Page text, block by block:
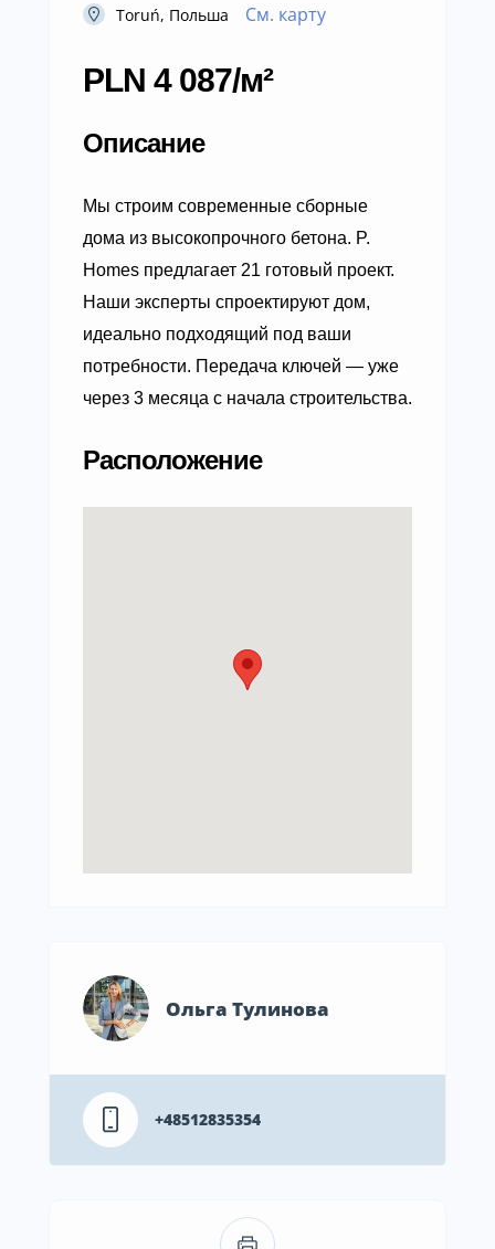
Toruń, Польша См. карту
PLN 4 087/м²
Описание
Мы строим современные сборные
дома из высокопрочного бетона. P.
Homes предлагает 21 готовый проект.
Наши эксперты спроектируют дом,
идеально подходящий под ваши
потребности. Передача ключей — уже
через 3 месяца с начала строительства.
Расположение
Ольга Тулинова
+48512835354